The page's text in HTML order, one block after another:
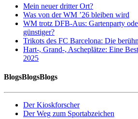
Mein neuer dritter Ort?
Was von der WM ’26 bleiben wird
WM trotz DFB-Aus: Gartenparty
günstiger?
Trikots des FC Barcelona: Die
Hart-, Grand-, Ascheplätze: Eine
2025
BlogsBlogsBlogs
Der Kioskforscher
Der Weg zum Sportabzeichen